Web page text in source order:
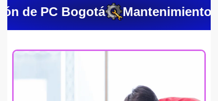
de PC Bogotá Mantenimiento